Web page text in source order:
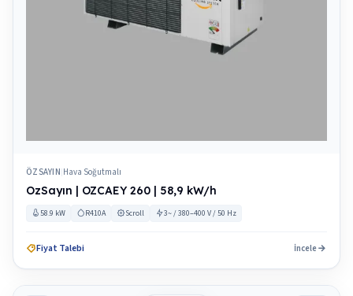
ÖZSAYIN|Hava Soğutmalı
OzSayın | OZCAEY 260 | 58,9 kW/h
58.9 kW R410A Scroll 3~ / 380–400 V / 50 Hz
Fiyat Talebi İncele